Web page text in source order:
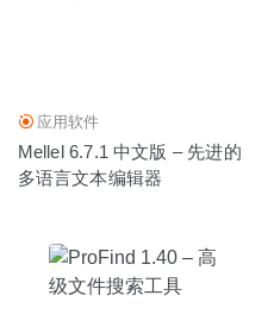
应用软件
Mellel 6.7.1 中文版 – 先进的
多语言文本编辑器